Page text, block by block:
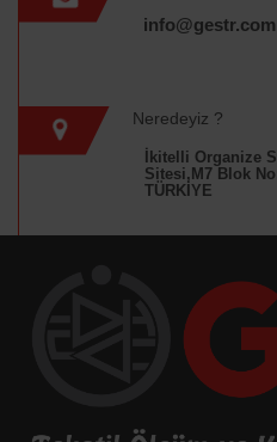
info@gestr.com
Neredeyiz ?
İkitelli Organize
Sitesi,M7 Blok
TÜRKİYE